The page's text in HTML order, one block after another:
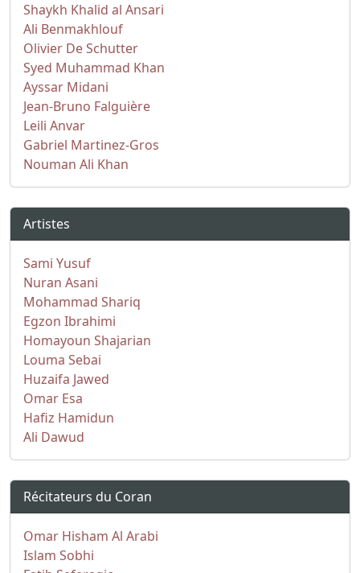
Shaykh Khalid al Ansari
Ali Benmakhlouf
Olivier De Schutter
Syed Muhammad Khan
Ayssar Midani
Jean-Bruno Falguière
Leili Anvar
Gabriel Martinez-Gros
Nouman Ali Khan
Artistes
Sami Yusuf
Nuran Asani
Mohammad Shariq
Egzon Ibrahimi
Homayoun Shajarian
Louma Sebai
Huzaifa Jawed
Omar Esa
Hafiz Hamidun
Ali Dawud
Récitateurs du Coran
Omar Hisham Al Arabi
Islam Sobhi